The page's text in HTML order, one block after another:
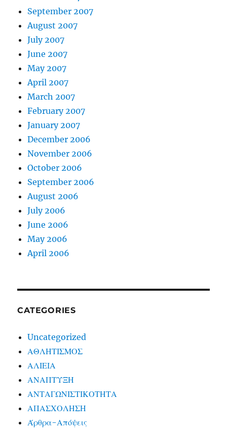
September 2007
August 2007
July 2007
June 2007
May 2007
April 2007
March 2007
February 2007
January 2007
December 2006
November 2006
October 2006
September 2006
August 2006
July 2006
June 2006
May 2006
April 2006
CATEGORIES
Uncategorized
ΑΘΛΗΤΙΣΜΟΣ
ΑΛΙΕΙΑ
ΑΝΑΠΤΥΞΗ
ΑΝΤΑΓΩΝΙΣΤΙΚΟΤΗΤΑ
ΑΠΑΣΧΟΛΗΣΗ
Άρθρα-Απόψεις